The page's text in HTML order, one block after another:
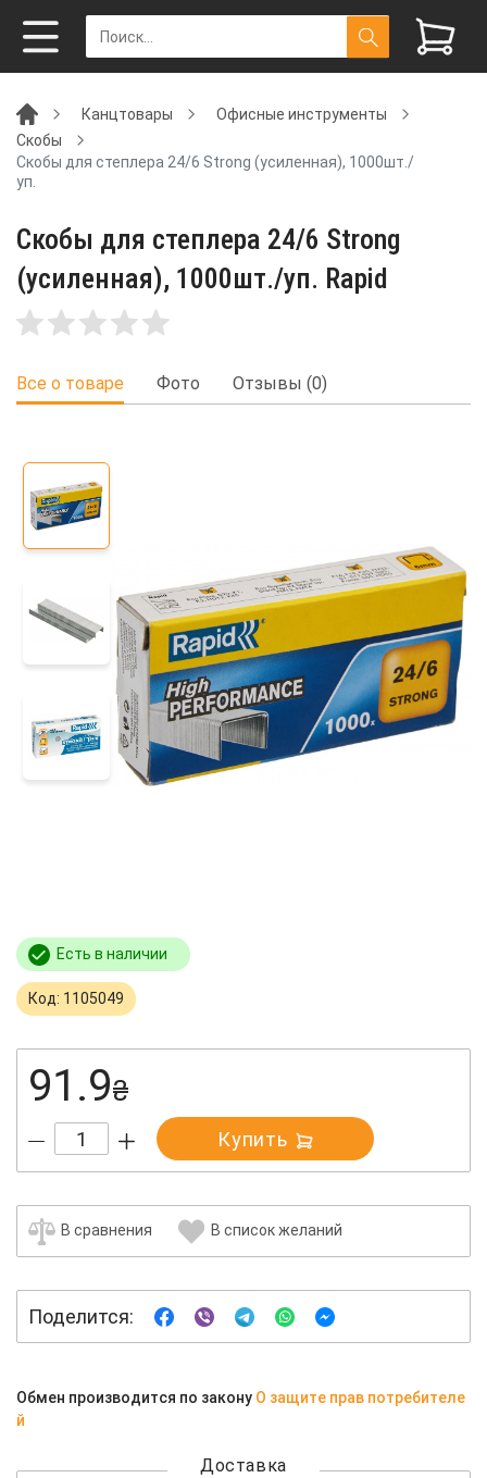
Канцтовары
Офисные инструменты
Скобы
Скобы для степлера 24/6 Strong (усиленная), 1000шт./
уп.
Скобы для степлера 24/6 Strong
(усиленная), 1000шт./уп. Rapid
Все о товаре Фото Отзывы (0)
Есть в наличии
Код: 1105049
91.9₴
Купить
В сравнения В список желаний
Поделится:
Обмен производится по закону О защите прав потребителе
й
Доставка